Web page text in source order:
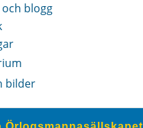
blogg
bilder